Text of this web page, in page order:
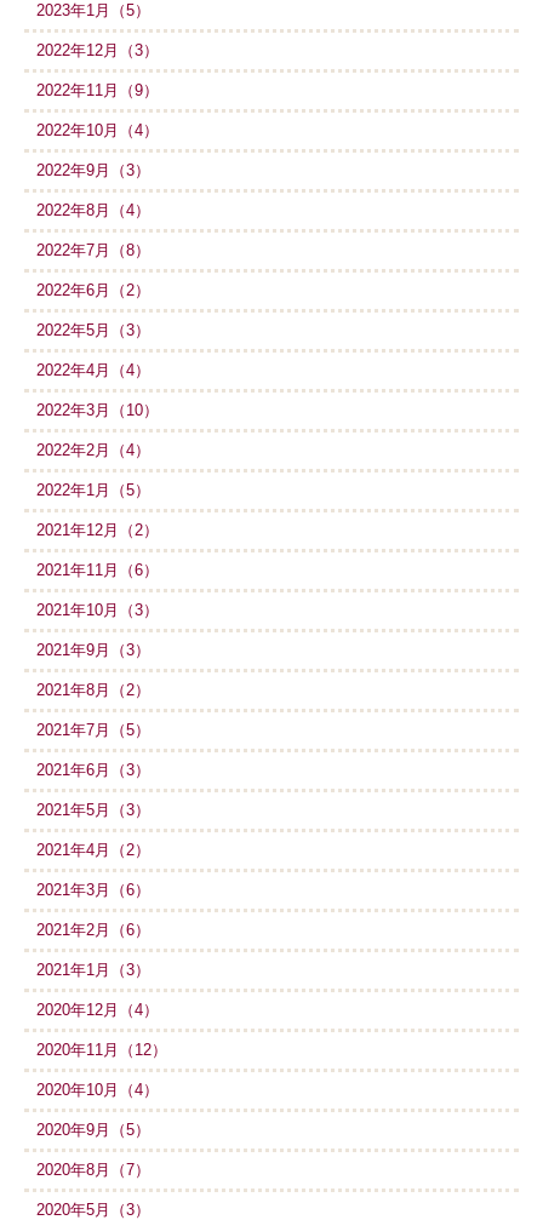
2023年1月（5）
2022年12月（3）
2022年11月（9）
2022年10月（4）
2022年9月（3）
2022年8月（4）
2022年7月（8）
2022年6月（2）
2022年5月（3）
2022年4月（4）
2022年3月（10）
2022年2月（4）
2022年1月（5）
2021年12月（2）
2021年11月（6）
2021年10月（3）
2021年9月（3）
2021年8月（2）
2021年7月（5）
2021年6月（3）
2021年5月（3）
2021年4月（2）
2021年3月（6）
2021年2月（6）
2021年1月（3）
2020年12月（4）
2020年11月（12）
2020年10月（4）
2020年9月（5）
2020年8月（7）
2020年5月（3）